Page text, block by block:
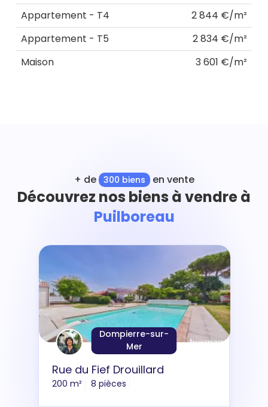
Appartement - T4
2 844 €/m²
Appartement - T5
2 834 €/m²
Maison
3 601 €/m²
+ de 300 biens en vente
Découvrez nos biens à vendre à
Puilboreau
Dompierre-sur-
Mer
Rue du Fief Drouillard
200 m² 8 pièces